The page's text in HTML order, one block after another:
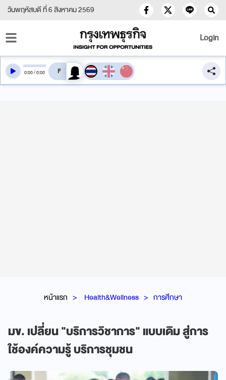
วันพฤหัสบดี ที่ 6 สิงหาคม 2569
Login
หน้าแรก Health&Wellness การศึกษา
มข. เปลี่ยน "บริการวิชาการ" แบบเดิม สู่การ
ใช้องค์ความรู้ บริการชุมชน
0:00/0:00 สลับเสียงอ่าน